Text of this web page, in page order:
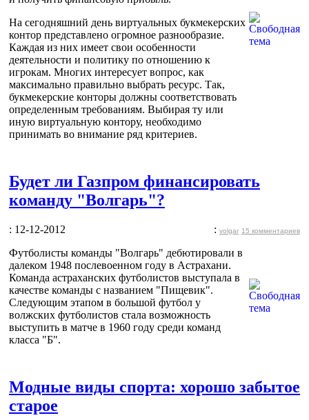
На сегодняшний день виртуальных букмекерских
контор представлено огромное разнообразие.
Каждая из них имеет свои особенности
деятельности и политику по отношению к
игрокам. Многих интересует вопрос, как
максимально правильно выбрать ресурс. Так,
букмекерские конторы должны соответствовать
определенным требованиям. Выбирая ту или
иную виртуальную контору, необходимо
принимать во внимание ряд критериев.
Будет ли Газпром финансировать
команду "Волгарь"?
: 12-12-2012 : volgar 15 комментариев
Футболисты команды "Волгарь" дебютировали в
далеком 1948 послевоенном году в Астрахани.
Команда астраханских футболистов выступала в
качестве команды с названием "Пищевик".
Следующим этапом в большой футбол у
волжских футболистов стала возможность
выступить в матче в 1960 году среди команд
класса "Б".
Модные виды спорта: хорошо забытое
старое